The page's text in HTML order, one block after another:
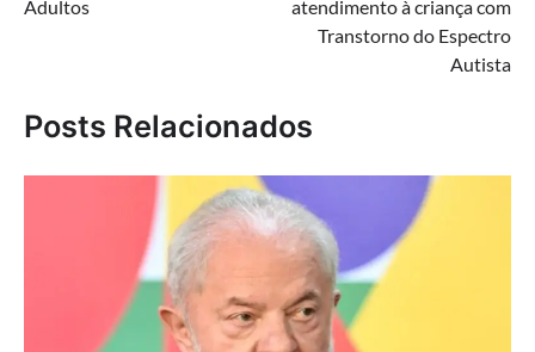
Adultos
atendimento à criança com
Transtorno do Espectro
Autista
Posts Relacionados